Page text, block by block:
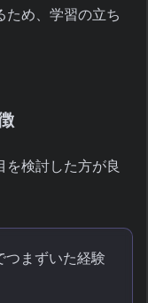
ため、学習の立ち
を検討した方が良
つまずいた経験